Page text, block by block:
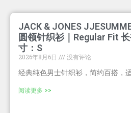
JACK & JONES
圆领针织衫｜Regular Fit
寸：S
2026年8月6日
没有评论
经典纯色男士针织衫，简约百搭，
阅读更多 >>